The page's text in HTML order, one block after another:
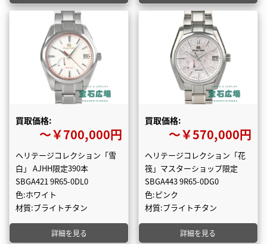
買取価格:
〜￥700,000円
ヘリテージコレクション「雪
白」 AJHH限定390本
SBGA421 9R65-0DL0
色:ホワイト
材質:ブライトチタン
詳細を見る
買取価格:
〜￥570,000円
ヘリテージコレクション「花
筏」マスターショップ限定
SBGA443 9R65-0DG0
色:ピンク
材質:ブライトチタン
詳細を見る